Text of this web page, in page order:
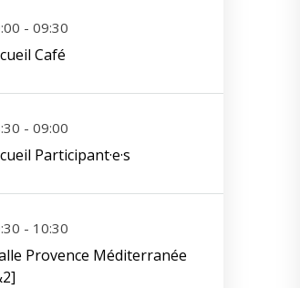
- 09:30
Café
- 09:00
Participant·e·s
- 10:30
Provence Méditerranée